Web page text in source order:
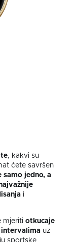
, kakvi su
ćete savršen
samo jedno, a
i
mjeriti otkucaje
uz